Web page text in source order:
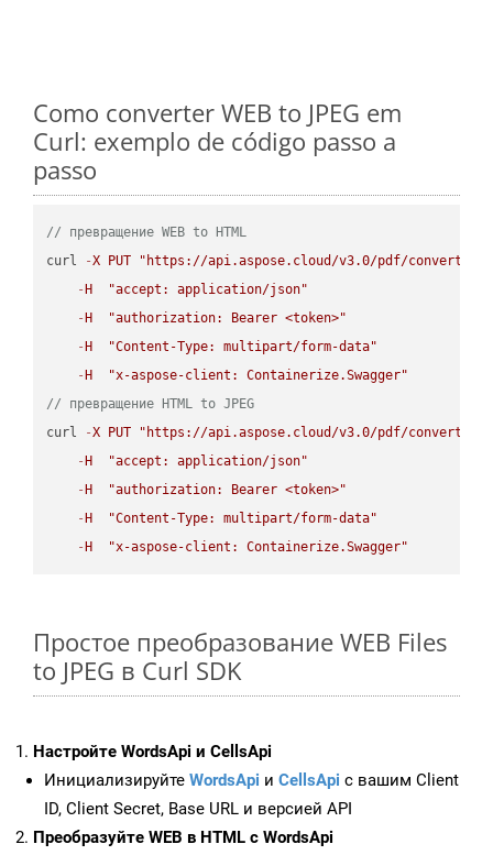
Como converter WEB to JPEG em
Curl: exemplo de código passo a
passo
// превращение WEB to HTML
curl
-X PUT
"https://api.aspose.cloud/v3.0/pdf/convert/
- H
"accept: application/json"
- H
"authorization: Bearer <token>"
- H
"Content-Type: multipart/form-data"
- H
"x-aspose-client: Containerize.Swagger"
// превращение HTML to JPEG
curl
-X PUT
"https://api.aspose.cloud/v3.0/pdf/convert/
- H
"accept: application/json"
- H
"authorization: Bearer <token>"
- H
"Content-Type: multipart/form-data"
- H "x-aspose-client: Containerize.Swagger"
Простое преобразование WEB Files
to JPEG в Curl SDK
Настройте WordsApi и CellsApi
Инициализируйте WordsApi и CellsApi с вашим Client
ID, Client Secret, Base URL и версией API
Преобразуйте WEB в HTML с WordsApi